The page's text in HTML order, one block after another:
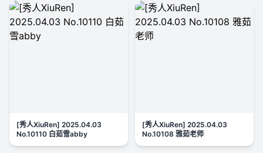
[秀人XiuRen] 2025.04.03
No.10110 白茹雪abby
[秀人XiuRen] 2025.04.03
No.10108 雅茹老师